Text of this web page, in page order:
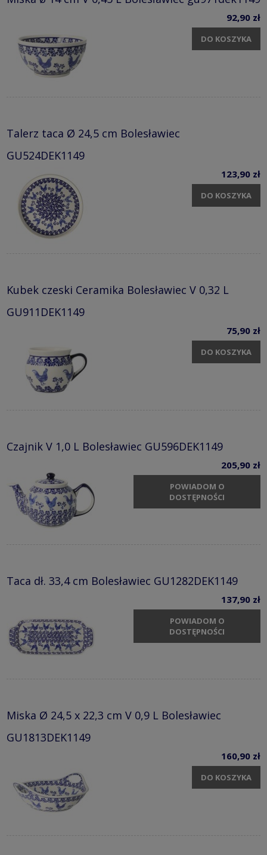
92,90 zł
DO KOSZYKA
Talerz taca Ø 24,5 cm Bolesławiec
GU524DEK1149
123,90 zł
DO KOSZYKA
Kubek czeski Ceramika Bolesławiec V 0,32 L
GU911DEK1149
75,90 zł
DO KOSZYKA
Czajnik V 1,0 L Bolesławiec GU596DEK1149
205,90 zł
POWIADOM O
DOSTĘPNOŚCI
Taca dł. 33,4 cm Bolesławiec GU1282DEK1149
137,90 zł
POWIADOM O
DOSTĘPNOŚCI
Miska Ø 24,5 x 22,3 cm V 0,9 L Bolesławiec
GU1813DEK1149
160,90 zł
DO KOSZYKA